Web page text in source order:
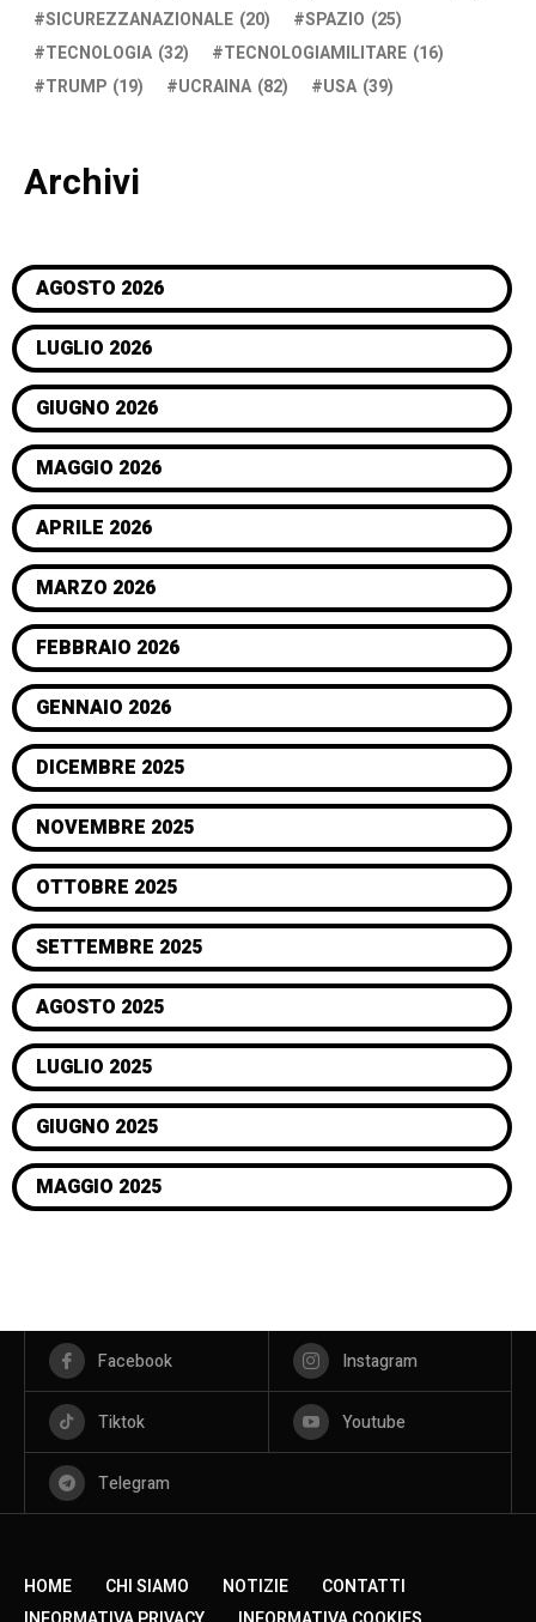
SICUREZZANAZIONALE (20) SPAZIO (25)
TECNOLOGIA (32) TECNOLOGIAMILITARE (16)
TRUMP (19) UCRAINA (82) USA (39)
Archivi
AGOSTO 2026
LUGLIO 2026
GIUGNO 2026
MAGGIO 2026
APRILE 2026
MARZO 2026
FEBBRAIO 2026
GENNAIO 2026
DICEMBRE 2025
NOVEMBRE 2025
OTTOBRE 2025
SETTEMBRE 2025
AGOSTO 2025
LUGLIO 2025
GIUGNO 2025
MAGGIO 2025
Facebook Instagram
Tiktok Youtube
Telegram
HOME CHI SIAMO NOTIZIE
CONTATTI